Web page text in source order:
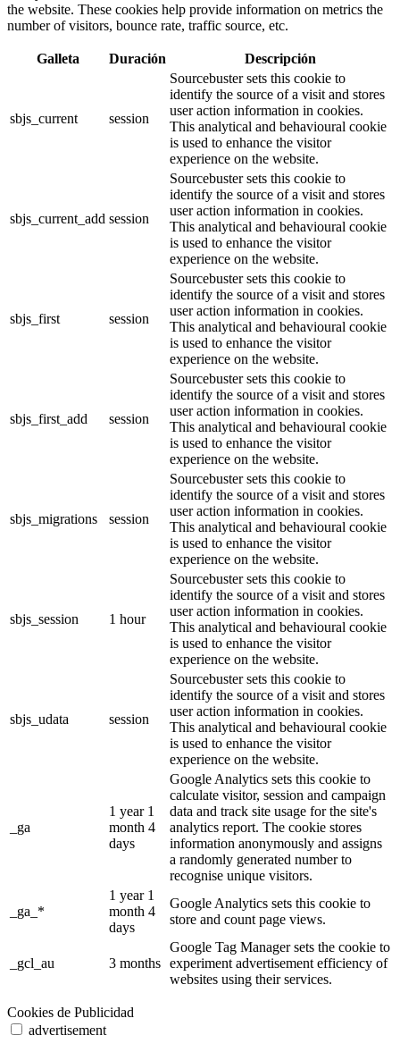
the website. These cookies help provide information on metrics the
number of visitors, bounce rate, traffic source, etc.
Galleta Duración Descripción
sbjs_current session
Sourcebuster sets this cookie to
identify the source of a visit and stores
user action information in cookies.
This analytical and behavioural cookie
is used to enhance the visitor
experience on the website.
sbjs_current_add session
Sourcebuster sets this cookie to
identify the source of a visit and stores
user action information in cookies.
This analytical and behavioural cookie
is used to enhance the visitor
experience on the website.
sbjs_first session
Sourcebuster sets this cookie to
identify the source of a visit and stores
user action information in cookies.
This analytical and behavioural cookie
is used to enhance the visitor
experience on the website.
sbjs_first_add session
Sourcebuster sets this cookie to
identify the source of a visit and stores
user action information in cookies.
This analytical and behavioural cookie
is used to enhance the visitor
experience on the website.
sbjs_migrations session
Sourcebuster sets this cookie to
identify the source of a visit and stores
user action information in cookies.
This analytical and behavioural cookie
is used to enhance the visitor
experience on the website.
sbjs_session 1 hour
Sourcebuster sets this cookie to
identify the source of a visit and stores
user action information in cookies.
This analytical and behavioural cookie
is used to enhance the visitor
experience on the website.
sbjs_udata session
Sourcebuster sets this cookie to
identify the source of a visit and stores
user action information in cookies.
This analytical and behavioural cookie
is used to enhance the visitor
experience on the website.
_ga
1 year 1
month 4
days
Google Analytics sets this cookie to
calculate visitor, session and campaign
data and track site usage for the site's
analytics report. The cookie stores
information anonymously and assigns
a randomly generated number to
recognise unique visitors.
_ga_*
1 year 1
month 4
days
Google Analytics sets this cookie to
store and count page views.
_gcl_au 3 months
Google Tag Manager sets the cookie to
experiment advertisement efficiency of
websites using their services.
Cookies de Publicidad
advertisement